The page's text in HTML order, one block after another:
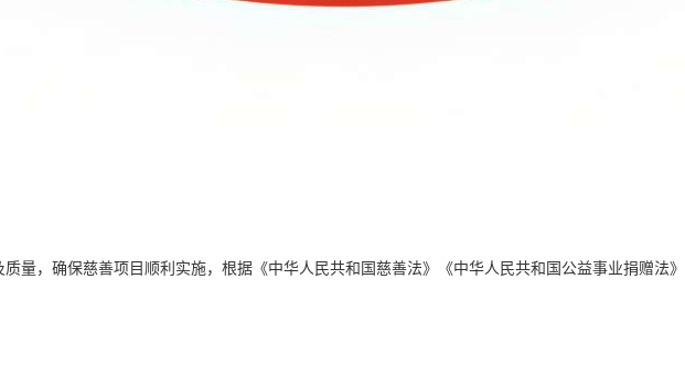
，确保慈善项目顺利实施，根据《中华人民共和国慈善法》《中华人民共和国公益事业捐赠法》